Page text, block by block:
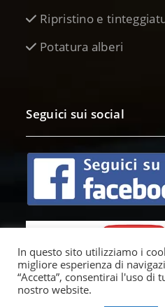
Ripristino e
Potatura alberi
Seguici sui social
In questo sito utilizziamo i
migliore esperienza di
“Accetta”, consentirai l'uso di
nostro website.